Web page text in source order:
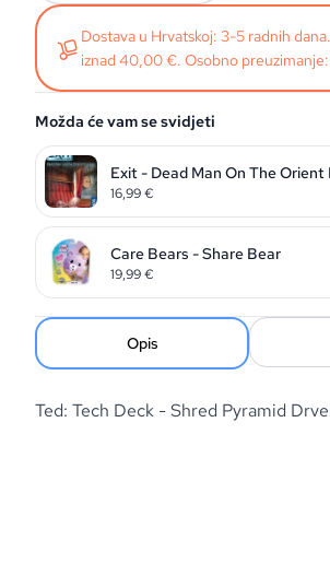
Dostava u Hrvatskoj: 3-5 radnih
iznad 40,00 €. Osobno
Možda će vam se svidjeti
Exit - Dead Man On The Orient
16,99€
Care Bears - Share Bear
19,99€
Opis
Ted: Tech Deck - Shred Pyramid